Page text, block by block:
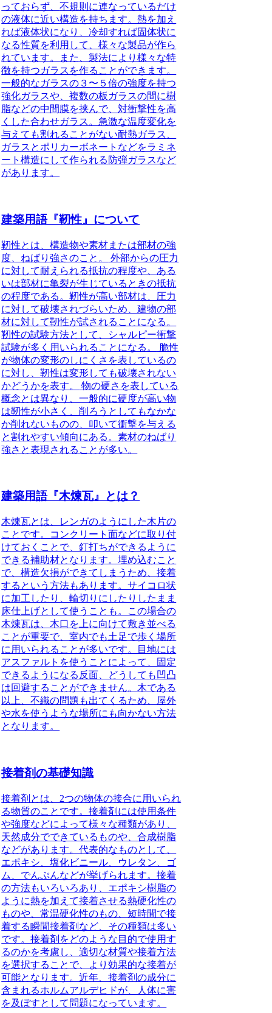
っておらず、不規則に連なっているだけ
の液体に近い構造を持ちます。熱を加え
れば液体状になり、冷却すれば固体状に
なる性質を利用して、様々な製品が作ら
れています。また、製法により様々な特
徴を持つガラスを作ることができます。
一般的なガラスの３〜５倍の強度を持つ
強化ガラスや、複数の板ガラスの間に樹
脂などの中間膜を挟んで、対衝撃性を高
くした合わせガラス 。 急激な温度変化を
与えても割れることがない耐熱ガラス
ガラスとポリカーボネートなどをラミネ
ート構造にして作られる 防弾ガラスなど
があります。
建築用語『靭性』について
靭性とは、構造物や素材または部材の強
度、ねばり強さのこと。
外部からの圧力
に対して耐えられる抵抗の程度や、ある
いは部材に亀裂が生じているときの抵抗
の程度である。靭性が高い部材は、圧力
に対して破壊されづらいため、建物の部
材に対して靭性が試されることになる。
靭性の試験方法として、シャルピー衝撃
試験が多く用いられることになる。
脆性
が物体の変形のしにくさを表しているの
に対し、靭性は変形しても破壊されない
かどうかを表す。
物の硬さを表している
概念とは異なり、一般的に硬度が高い物
は靭性が小さく、削ろうとしてもなかな
か削れないものの、叩いて衝撃を与える
と割れやすい傾向にある。素材のねばり
強さと表現されることが多い。
建築用語『木煉瓦』とは？
木煉瓦とは、レンガのようにした木片の
ことです。コンクリート面などに取り付
けておくことで、釘打ちができるように
できる補助材となります。埋め込むこと
で、構造欠損ができてしまうため、接着
するという方法もあります。サイコロ状
に加工したり、輪切りにしたりしたまま
床仕上げとして使うことも。この場合の
木煉瓦は、 木口を上に向けて敷き並べる
ことが重要で、室内でも土足で歩く場所
に用いられることが多いです。目地には
アスファルトを使うことによって、固定
できるようになる反面、どうしても凹凸
は回避することができません。木である
以上、不織の問題も出てくるため、屋外
や水を使うような場所にも向かない方法
となります。
接着剤の基礎知識
接着剤とは 、2つの物体の接合に用いられ
る物質のことです。接着剤には使用条件
や強度などによって様々な種類があり、
天然成分でできているものや、合成樹脂
などがあります。代表的なものとして、
エポキシ、塩化ビニール、ウレタン、ゴ
ム、でんぷんなどが挙げられます。接着
の方法もいろいろあり、エポキシ樹脂の
ように熱を加えて接着させる熱硬化性の
ものや、常温硬化性のもの、短時間で接
着する瞬間接着剤など、その種類は多い
です。接着剤をどのような目的で使用す
るのかを考慮し、適切な材質や接着方法
を選択することで、より効果的な接着が
可能となります。近年、接着剤の成分に
含まれるホルムアルデヒドが、人体に害
を及ぼすとして問題になっています。